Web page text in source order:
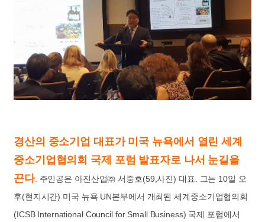
경산의 중소기업 대표가 미국 뉴욕에서 열린 세계
중소기업협의회 국제 포럼 발표자로 나서 눈길을
끈다. 주인공은 아진산업㈜ 서중호(59,사진) 대표. 그는 10일 오
후(현지시간) 미국 뉴욕 UN본부에서 개최된 세계중소기업협의회
(ICSB International Council for Small Business) 국제 포럼에서